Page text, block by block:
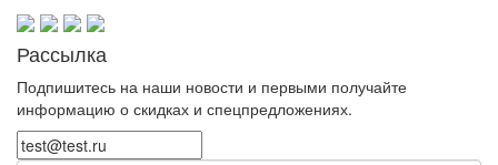
Рассылка
Подпишитесь на наши новости и первыми получайте
информацию о скидках и спецпредложениях.